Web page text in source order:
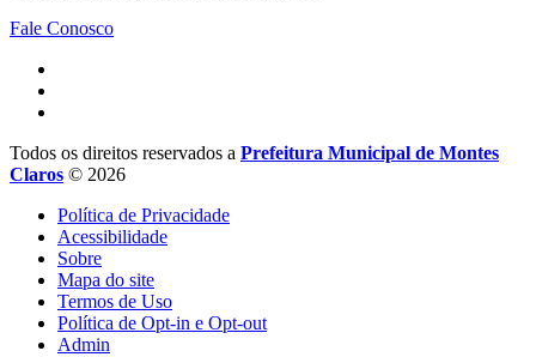
Fale Conosco
Todos os direitos reservados a Prefeitura Municipal de Montes
Claros © 2026
Política de Privacidade
Acessibilidade
Sobre
Mapa do site
Termos de Uso
Política de Opt-in e Opt-out
Admin